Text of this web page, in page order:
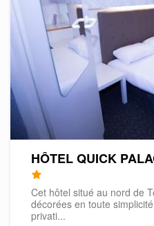
HÔTEL QUICK
Cet hôtel situé au nord de
décorées en toute
privati...